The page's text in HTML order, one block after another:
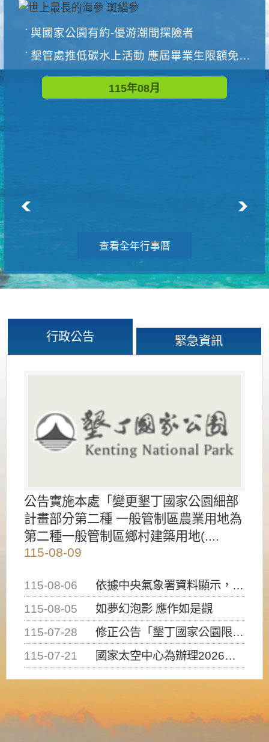
與國家公園有約-優游潮間探險者
墾管處推低碳水上活動 應屆畢業生限額免費參加
115年08月
查看全年行事曆
行政公告 緊急資訊
公告實施本處「變更墾丁國家公園細部
計畫部分第二種 一般管制區農業用地為
第二種一般管制區鄉村建築用地(....
115-08-09
115-08-06
依據中央氣象署資料顯示，白海豚颱風持續接近臺灣，請密切注意動向及早完成防災應變準備
115-08-05
如夢幻泡影 應作如是觀
115-07-28
修正公告「墾丁國家公園限制水域遊憩活動之種類、範圍、時間及行為」，自即日生效。
115-07-21
國家太空中心為辦理2026台灣盃火箭競賽，陸、海、空域警戒及協調相關事宜，因颱風備案事宜